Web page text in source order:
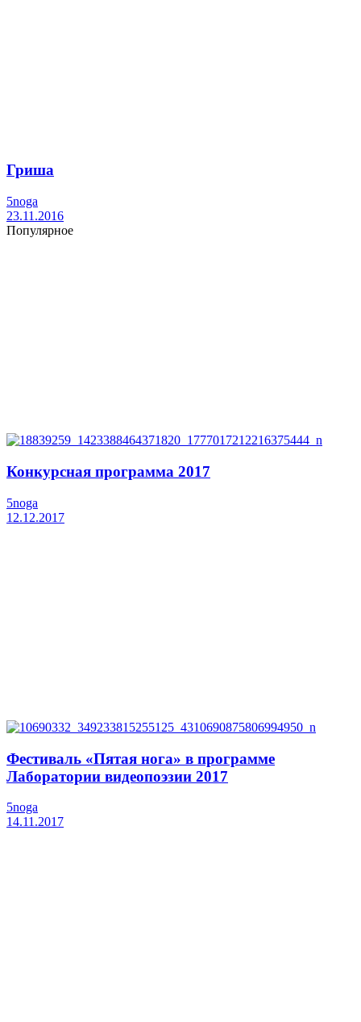
Гриша
5noga
23.11.2016
Популярное
Конкурсная программа 2017
5noga
12.12.2017
Фестиваль «Пятая нога» в программе
Лаборатории видеопоэзии 2017
5noga
14.11.2017